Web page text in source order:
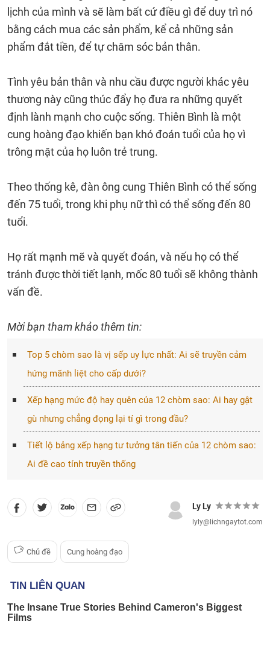
lịchh của mình và sẽ làm bất cứ điều gì để duy trì nó
bằng cách mua các sản phẩm, kể cả những sản
phẩm đắt tiền, để tự chăm sóc bản thân.
Tình yêu bản thân và nhu cầu được người khác yêu
thương này cũng thúc đẩy họ đưa ra những quyết
định lành mạnh cho cuộc sống. Thiên Bình là một
cung hoàng đạo khiến bạn khó đoán tuổi của họ vì
trông mặt của họ luôn trẻ trung.
Theo thống kê, đàn ông cung Thiên Bình có thể sống
đến 75 tuổi, trong khi phụ nữ thì có thể sống đến 80
tuổi.
Họ rất mạnh mẽ và quyết đoán, và nếu họ có thể
tránh được thời tiết lạnh, mốc 80 tuổi sẽ không thành
vấn đề.
Mời bạn tham khảo thêm tin:
Top 5 chòm sao là vị sếp uy lực nhất: Ai sẽ truyền cảm
hứng mãnh liệt cho cấp dưới?
Xếp hạng mức độ hay quên của 12 chòm sao: Ai hay gật
gù nhưng chẳng đọng lại tí gì trong đầu?
Tiết lộ bảng xếp hạng tư tưởng tân tiến của 12 chòm sao:
Ai đề cao tính truyền thống
Ly Ly
lyly@lichngaytot.com
Chủ đề Cung hoàng đạo